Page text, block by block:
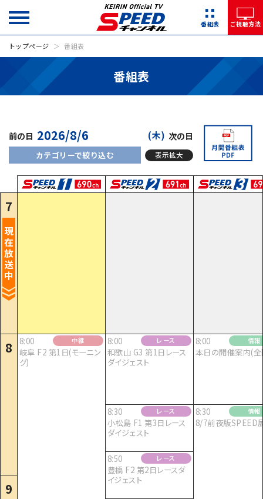
番組表 ご視聴方法
トップページ 番組表
番組表
前の日 (木) 次の日
カテゴリーで絞り込む 表示拡大
7
現
在
放
送
中
8
9
情報
8/7前夜版SPEED展望
8:00 中継
岐阜 F2 第1日(モーニン
グ)
8:00 レース
和歌山 G3 第1日レース
ダイジェスト
8:30 レース
小松島 F1 第3日レース
ダイジェスト
8:50 レース
豊橋 F2 第2日レースダ
イジェスト
8:00 情報
本日の開催案内(
8:30 情報
8/7前夜版SPEED